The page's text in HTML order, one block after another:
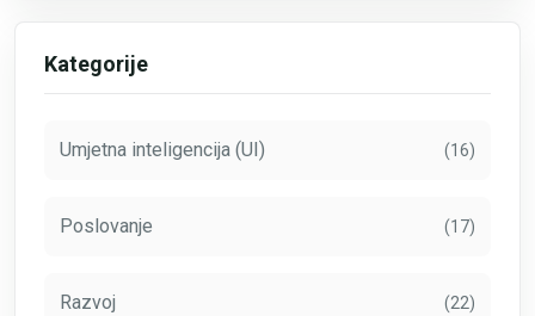
Kategorije
Umjetna inteligencija (UI) (16)
Poslovanje (17)
Razvoj (22)